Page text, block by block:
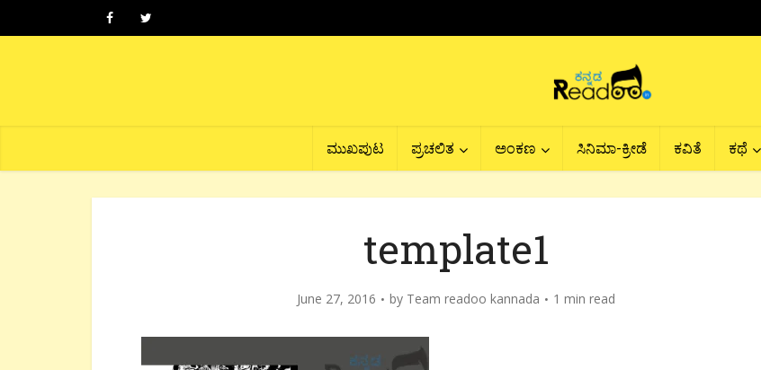
ಮುಖಪುಟ ಪ್ರಚಲಿತ ಅಂಕಣ ಸಿನಿಮಾ-ಕ್ರೀಡೆ ಕವಿತೆ ಕಥೆ
template1
June 27, 2016 by Team readoo kannada 1 min read